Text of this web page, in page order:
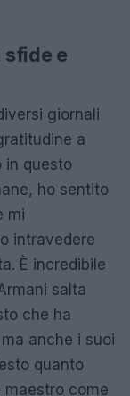
sfide e
giornali
a
in questo
ho sentito
mi
intravedere
È incredibile
salta
che ha
anche i suoi
quanto
maestro come